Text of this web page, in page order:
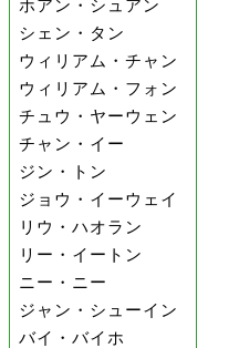
ホアン・シュアン
シェン・タン
ウィリアム・チャン
ウィリアム・フォン
チュウ・ヤーウェン
チャン・イー
ジン・トン
ジョウ・イーウェイ
リウ・ハオラン
リー・イートン
ニー・ニー
ジャン・シューイン
バイ・バイホ